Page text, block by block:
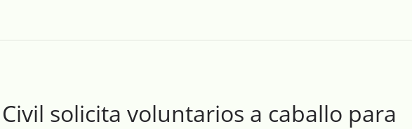
solicita voluntarios a caballo para